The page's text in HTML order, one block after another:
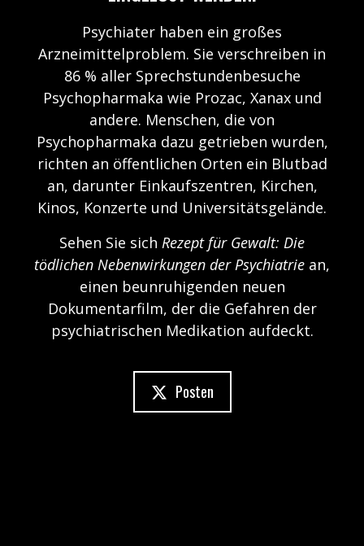
Psychiater haben ein großes
Arzneimittelproblem. Sie verschreiben in
86 % aller Sprechstundenbesuche
Psychopharmaka wie Prozac, Xanax und
andere. Menschen, die von
Psychopharmaka dazu getrieben wurden,
richten an öffentlichen Orten ein Blutbad
an, darunter Einkaufszentren, Kirchen,
Kinos, Konzerte und Universitätsgelände.
Sehen Sie sich Rezept für Gewalt: Die
tödlichen Nebenwirkungen der Psychiatrie an,
einen beunruhigenden neuen
Dokumentarfilm, der die Gefahren der
psychiatrischen Medikation aufdeckt.
Posten